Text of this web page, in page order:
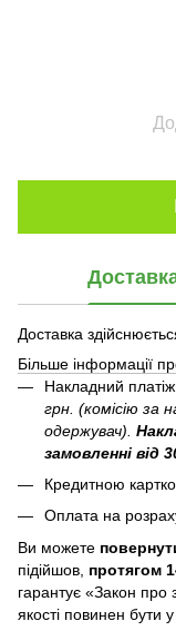
Доставка
Більше інформації
Накладний
грн. (комісію за
одержувач).
замовленні від
Кредитною
Оплата на
Ви можете
підійшов, протягом
гарантує «Закон про
якості повинен бути у